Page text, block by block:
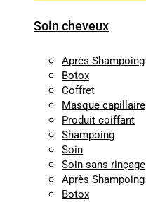
Soin cheveux
Après Shampoing
Botox
Coffret
Masque capillaire
Produit coiffant
Shampoing
Soin
Soin sans rinçage
Après Shampoing
Botox